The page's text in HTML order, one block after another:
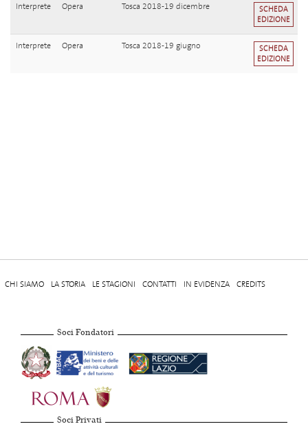
Interprete Opera Tosca 2018-19 dicembre
SCHEDA
EDIZIONE
Interprete Opera Tosca 2018-19 giugno
SCHEDA
EDIZIONE
CHI SIAMO LA STORIA LE STAGIONI CONTATTI IN EVIDENZA CREDITS
Soci Fondatori
Soci Privati